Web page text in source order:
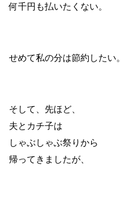
何千円も払いたくない。
せめて私の分は節約したい。
そして、先ほど、
夫とカチ子は
しゃぶしゃぶ祭りから
帰ってきましたが、